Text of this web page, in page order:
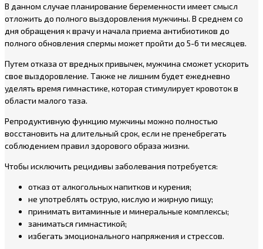
В данном случае планирование беременности имеет смысл
отложить до полного выздоровления мужчины. В среднем со
дня обращения к врачу и начала приема антибиотиков до
полного обновления спермы может пройти до 5-6 ти месяцев.
Путем отказа от вредных привычек, мужчина сможет ускорить
свое выздоровление. Также не лишним будет ежедневно
уделять время гимнастике, которая стимулирует кровоток в
области малого таза.
Репродуктивную функцию мужчины можно полностью
восстановить на длительный срок, если не пренебрегать
соблюдением правил здорового образа жизни.
Чтобы исключить рецидивы заболевания потребуется:
отказ от алкогольных напитков и курения;
не употреблять острую, кислую и жирную пищу;
принимать витаминные и минеральные комплексы;
заниматься гимнастикой;
избегать эмоционального напряжения и стрессов.